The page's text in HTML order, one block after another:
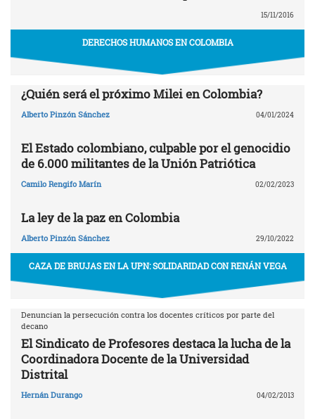
15/11/2016
DERECHOS HUMANOS EN COLOMBIA
¿Quién será el próximo Milei en Colombia?
Alberto Pinzón Sánchez 04/01/2024
El Estado colombiano, culpable por el genocidio
de 6.000 militantes de la Unión Patriótica
Camilo Rengifo Marín 02/02/2023
La ley de la paz en Colombia
Alberto Pinzón Sánchez 29/10/2022
CAZA DE BRUJAS EN LA UPN: SOLIDARIDAD CON RENÁN VEGA
Denuncian la persecución contra los docentes críticos por parte del
decano
El Sindicato de Profesores destaca la lucha de la
Coordinadora Docente de la Universidad
Distrital
Hernán Durango 04/02/2013